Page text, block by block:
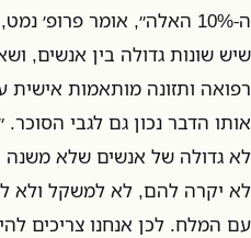
ה-10% האלה״, אומר פרופ׳
שיש שונות גדולה בין אנשים,
רפואה ותזונה מותאמות אישית
אותו הדבר נכון גם לגבי
לא גדולה של אנשים שלא משנה
לא יקרה להם, לא למשקל ולא
עם המלח. לכן אנחנו צריכים